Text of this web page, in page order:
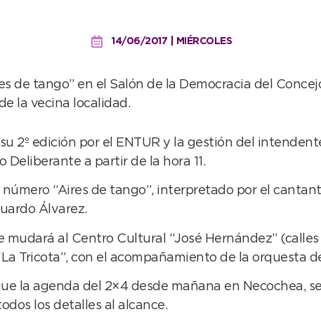
14/06/2017 | MIÉRCOLES
de tango” en el Salón de la Democracia del
la vecina localidad.
2º edición por el ENTUR y la gestión del
Deliberante a partir de la hora 11.
número “Aires de tango”, interpretado por el
Álvarez.
mudará al Centro Cultural “José Hernández”
Tricota”, con el acompañamiento de la orquesta
la agenda del 2×4 desde mañana en Necochea,
los detalles al alcance.